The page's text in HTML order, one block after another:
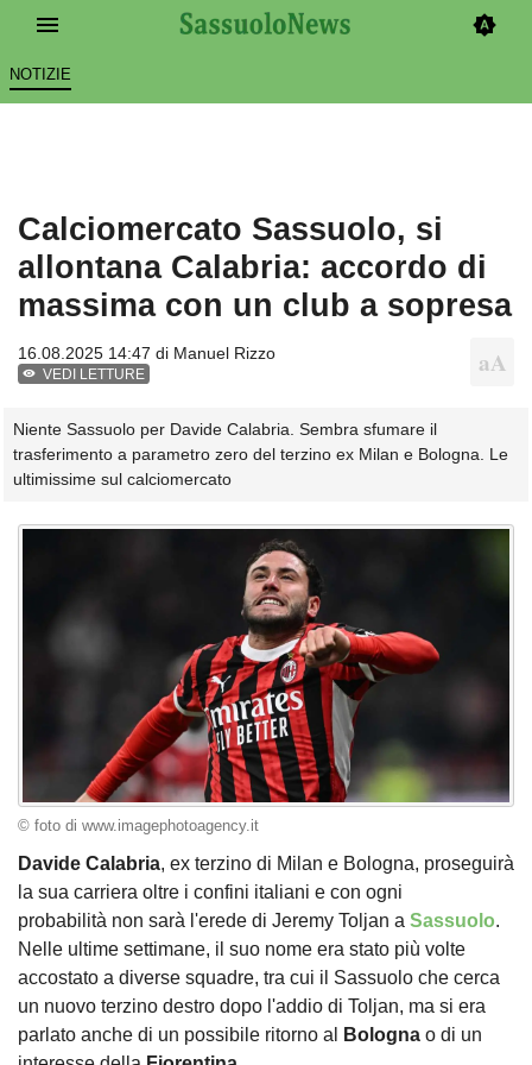
NOTIZIE
Calciomercato Sassuolo, si
allontana Calabria: accordo di
massima con un club a sopresa
16.08.2025 14:47 di Manuel Rizzo
VEDI LETTURE
Niente Sassuolo per Davide Calabria. Sembra sfumare il
trasferimento a parametro zero del terzino ex Milan e Bologna. Le
ultimissime sul calciomercato
© foto di www.imagephotoagency.it
Davide Calabria, ex terzino di Milan e Bologna, proseguirà
la sua carriera oltre i confini italiani e con ogni
probabilità non sarà l'erede di Jeremy Toljan a Sassuolo.
Nelle ultime settimane, il suo nome era stato più volte
accostato a diverse squadre, tra cui il Sassuolo che cerca
un nuovo terzino destro dopo l'addio di Toljan, ma si era
parlato anche di un possibile ritorno al
Bologna o di un